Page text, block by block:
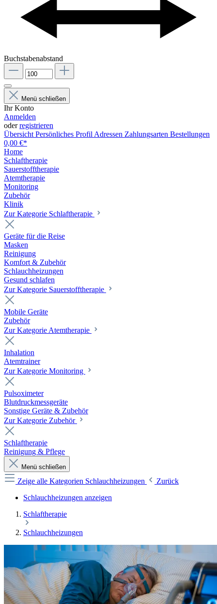
Buchstabenabstand
Menü schließen
Ihr Konto
Anmelden
oderregistrieren
Übersicht Persönliches Profil Adressen Zahlungsarten Bestellungen
0,00 €*
Home
Schlaftherapie
Sauerstofftherapie
Atemtherapie
Monitoring
Zubehör
Klinik
Zur Kategorie Schlaftherapie
Geräte für die Reise
Masken
Reinigung
Komfort & Zubehör
Schlauchheizungen
Gesund schlafen
Zur Kategorie Sauerstofftherapie
Mobile Geräte
Zubehör
Zur Kategorie Atemtherapie
Inhalation
Atemtrainer
Zur Kategorie Monitoring
Pulsoximeter
Blutdruckmessgeräte
Sonstige Geräte & Zubehör
Zur Kategorie Zubehör
Schlaftherapie
Reinigung & Pflege
Menü schließen
Zeige alle Kategorien Schlauchheizungen
Zurück
Schlauchheizungen anzeigen
Schlaftherapie
Schlauchheizungen